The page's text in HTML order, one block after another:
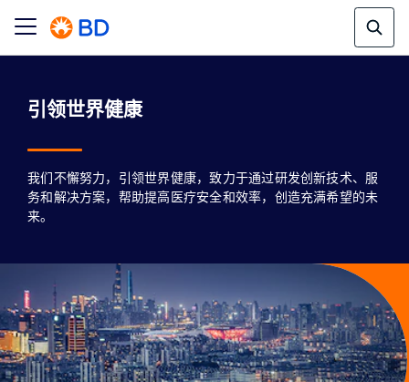
引领世界健康
我们不懈努力，引领世界健康，致力于通过研发创新技术、服
务和解决方案，帮助提高医疗安全和效率，创造充满希望的未
来。